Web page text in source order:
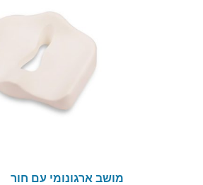
מושב ארגונומי עם חור